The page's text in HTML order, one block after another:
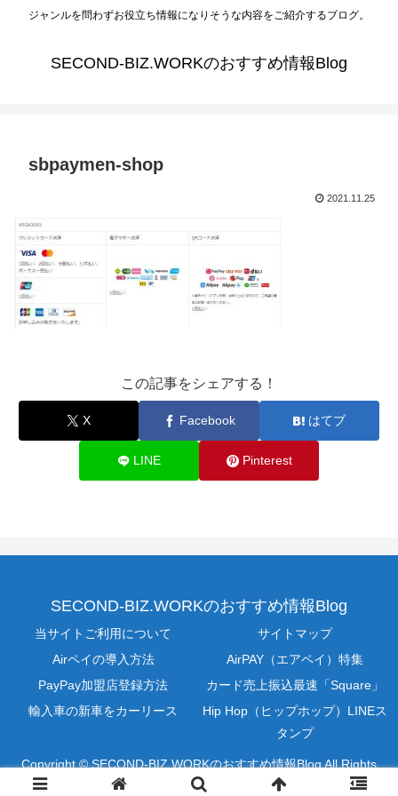
ジャンルを問わずお役立ち情報になりそうな内容をご紹介するブログ。
SECOND-BIZ.WORKのおすすめ情報Blog
sbpaymen-shop
2021.11.25
この記事をシェアする！
X Facebook はてブ
LINE Pinterest
SECOND-BIZ.WORKのおすすめ情報Blog
当サイトご利用について
サイトマップ
Airペイの導入方法
AirPAY（エアペイ）特集
PayPay加盟店登録方法
カード売上振込最速「Square」
輸入車の新車をカーリース
Hip Hop（ヒップホップ）LINEス
タンプ
Copyright © SECOND-BIZ.WORKのおすすめ情報Blog All Rights
Reserved.